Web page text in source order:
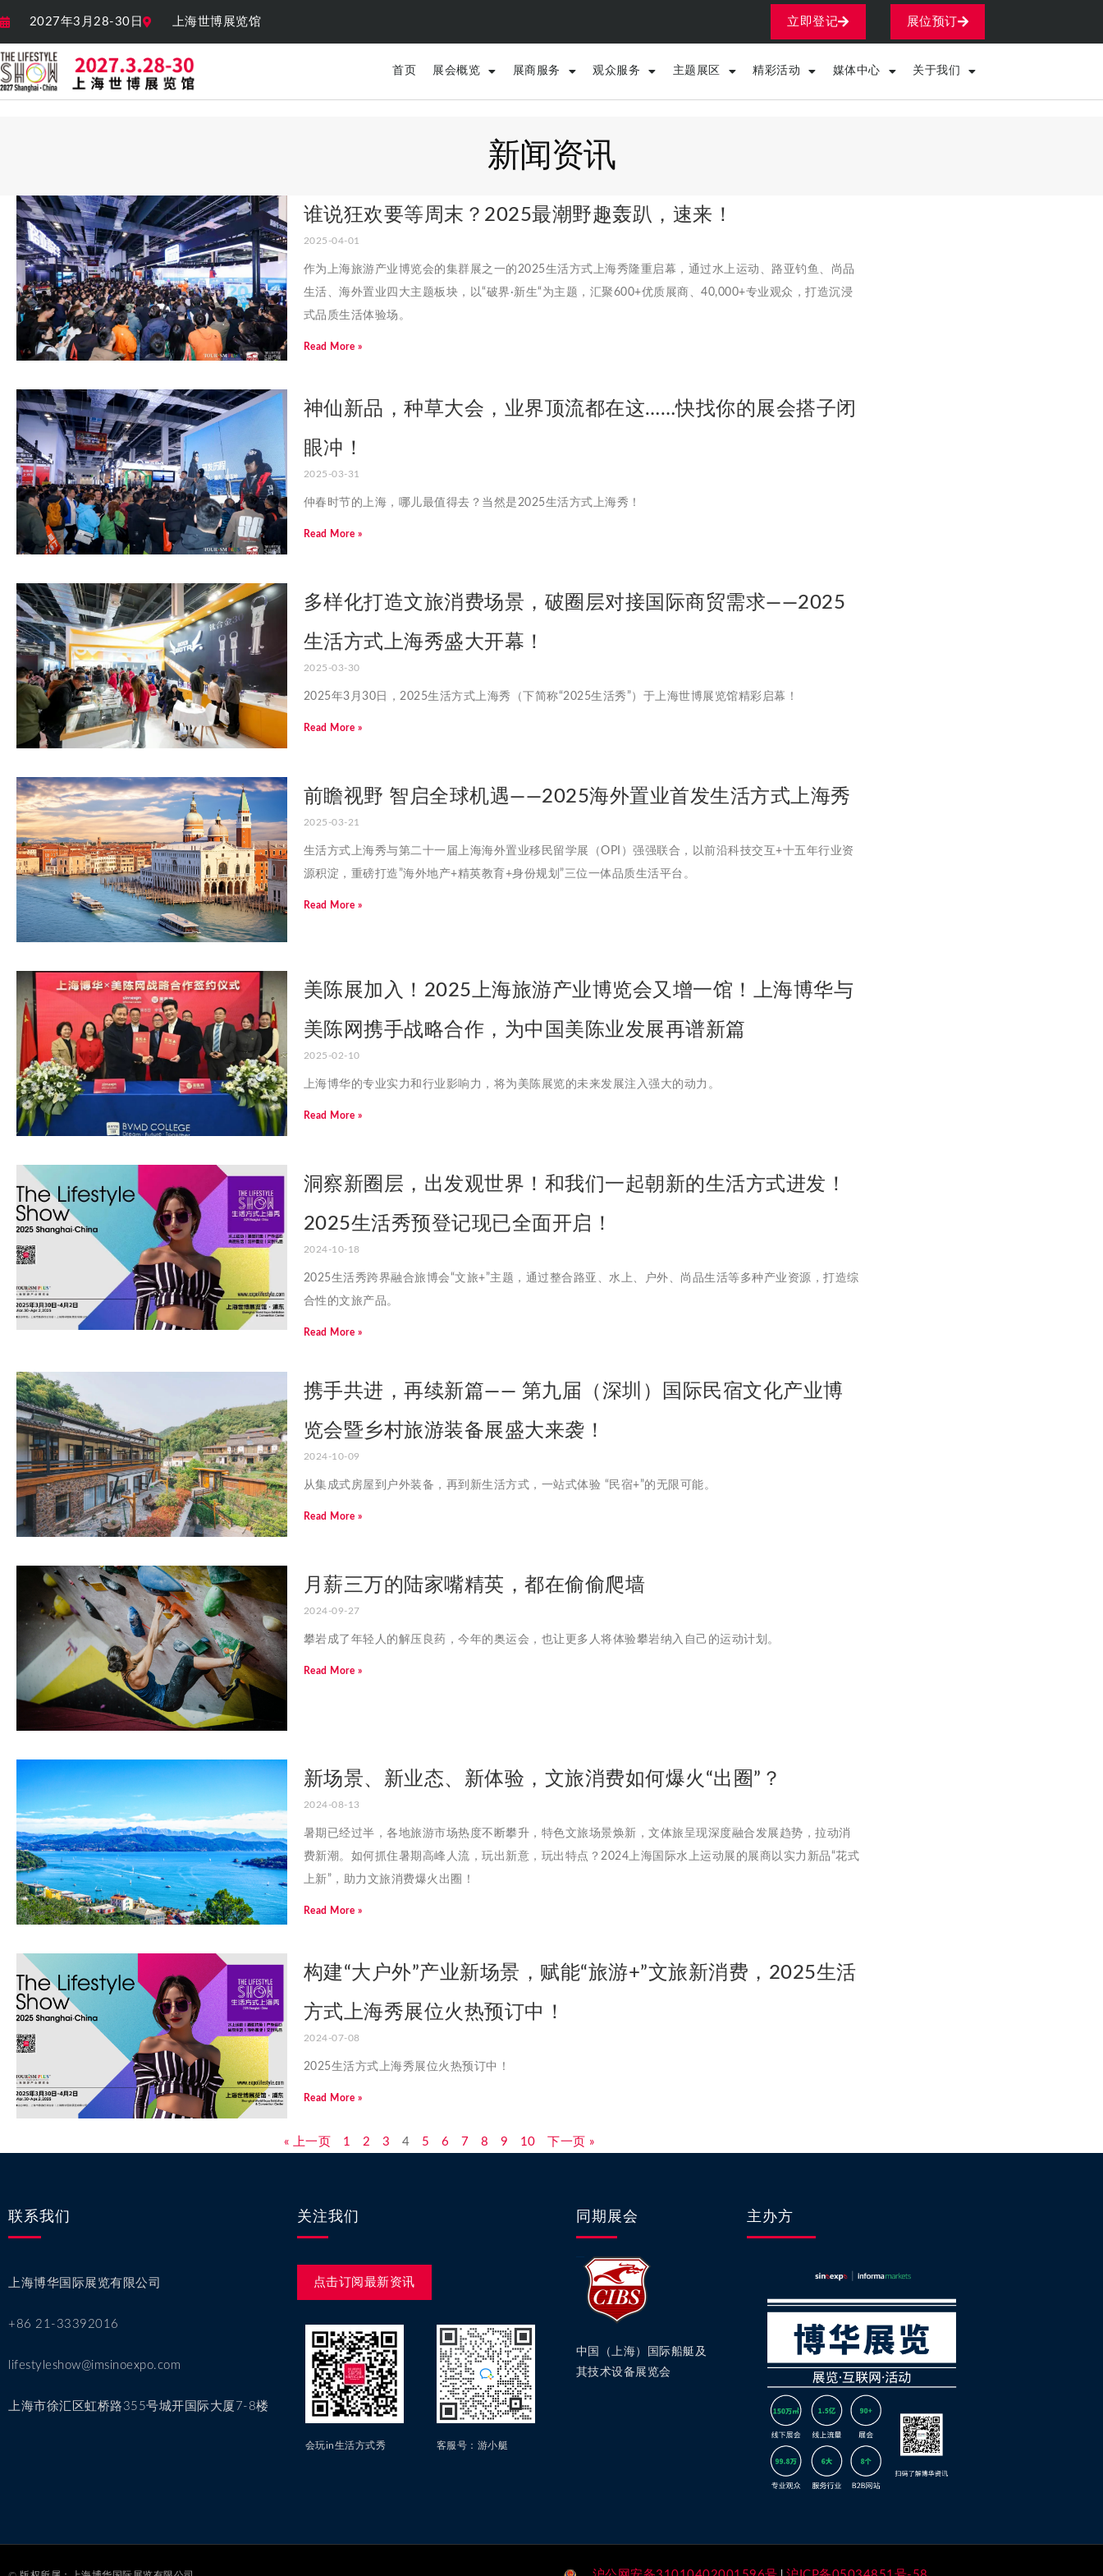
2027年3月28-30日 上海世博展览馆 立即登记 展位预订
首页 展会概览 展商服务 观众服务 主题展区 精彩活动 媒体中心 关于我们
新闻资讯
谁说狂欢要等周末？2025最潮野趣轰趴，速来！
2025-04-01
作为上海旅游产业博览会的集群展之一的2025生活方式上海秀隆重启幕，通过水上运动、路亚钓鱼、尚品
生活、海外置业四大主题板块，以“破界·新生“为主题，汇聚600+优质展商、40,000+专业观众，打造沉浸
式品质生活体验场。
Read More »
神仙新品，种草大会，业界顶流都在这……快找你的展会搭子闭
眼冲！
2025-03-31
仲春时节的上海，哪儿最值得去？当然是2025生活方式上海秀！
Read More »
多样化打造文旅消费场景，破圈层对接国际商贸需求——2025
生活方式上海秀盛大开幕！
2025-03-30
2025年3月30日，2025生活方式上海秀（下简称“2025生活秀”）于上海世博展览馆精彩启幕！
Read More »
前瞻视野 智启全球机遇——2025海外置业首发生活方式上海秀
2025-03-21
生活方式上海秀与第二十一届上海海外置业移民留学展（OPI）强强联合，以前沿科技交互+十五年行业资
源积淀，重磅打造”海外地产+精英教育+身份规划”三位一体品质生活平台。
Read More »
美陈展加入！2025上海旅游产业博览会又增一馆！上海博华与
美陈网携手战略合作，为中国美陈业发展再谱新篇
2025-02-10
上海博华的专业实力和行业影响力，将为美陈展览的未来发展注入强大的动力。
Read More »
洞察新圈层，出发观世界！和我们一起朝新的生活方式进发！
2025生活秀预登记现已全面开启！
2024-10-18
2025生活秀跨界融合旅博会“文旅+”主题，通过整合路亚、水上、户外、尚品生活等多种产业资源，打造综
合性的文旅产品。
Read More »
携手共进，再续新篇—— 第九届（深圳）国际民宿文化产业博
览会暨乡村旅游装备展盛大来袭！
2024-10-09
从集成式房屋到户外装备，再到新生活方式，一站式体验 “民宿+”的无限可能。
Read More »
月薪三万的陆家嘴精英，都在偷偷爬墙
2024-09-27
攀岩成了年轻人的解压良药，今年的奥运会，也让更多人将体验攀岩纳入自己的运动计划。
Read More »
新场景、新业态、新体验，文旅消费如何爆火“出圈”？
2024-08-13
暑期已经过半，各地旅游市场热度不断攀升，特色文旅场景焕新，文体旅呈现深度融合发展趋势，拉动消
费新潮。如何抓住暑期高峰人流，玩出新意，玩出特点？2024上海国际水上运动展的展商以实力新品“花式
上新”，助力文旅消费爆火出圈！
Read More »
构建“大户外”产业新场景，赋能“旅游+”文旅新消费，2025生活
方式上海秀展位火热预订中！
2024-07-08
2025生活方式上海秀展位火热预订中！
Read More »
« 上一页 1 2 3 4 5 6 7 8 9 10 下一页 »
联系我们
上海博华国际展览有限公司
+86 21-33392016
lifestyleshow@imsinoexpo.com
上海市徐汇区虹桥路355号城开国际大厦7-8楼
关注我们
点击订阅最新资讯
会玩in生活方式秀 客服号：游小艇
同期展会
中国（上海）国际船艇及
其技术设备展览会
主办方